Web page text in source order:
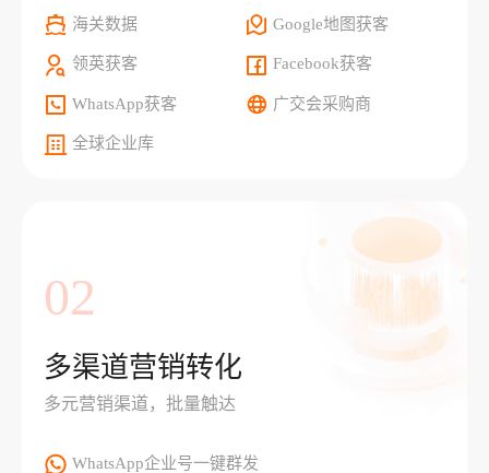
海关数据 Google地图获客
领英获客 Facebook获客
WhatsApp获客 广交会采购商
全球企业库
02
多渠道营销转化
多元营销渠道，批量触达
WhatsApp企业号一键群发